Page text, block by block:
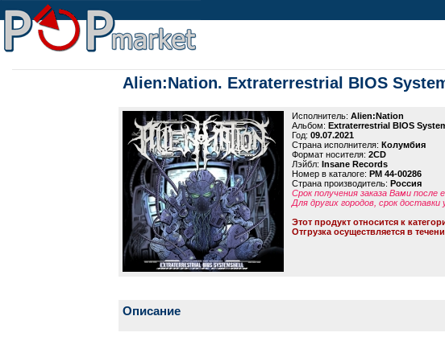
Alien:Nation. Extraterrestrial BIOS
Исполнитель: Alien:Nation
Альбом: Extraterrestrial BIOS
Год: 09.07.2021
Страна исполнителя: Колумбия
Формат носителя: 2CD
Лэйбл: Insane Records
Номер в каталоге: PM 44-00286
Страна производитель: Россия
Срок получения заказа Вами
Для других городов, срок
Этот продукт относится к
Отгрузка осуществляется в
Описание